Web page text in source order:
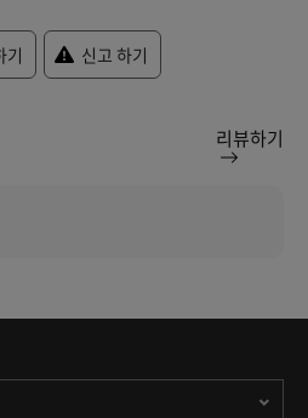
기 신고 하기
리뷰하기